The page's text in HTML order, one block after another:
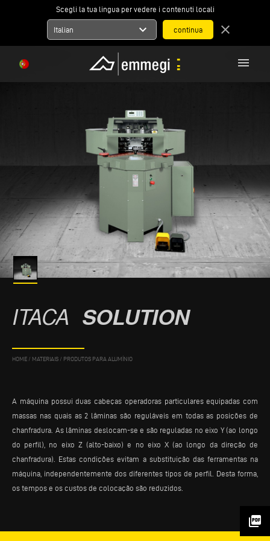
Scegli la tua lingua per vedere i contenuti locali
Italian expand_more close
menu
ITACA SOLUTION
HOME / MATERIAIS / PRODUTOS PARA ALUMÍNIO
A máquina possui duas cabeças operadoras particulares equipadas com
massas nas quais as 2 lâminas são reguláveis em todas as posições de
chanfradura. As lâminas deslocam-se e são reguladas no eixo Y (ao longo
do perfil), no eixo Z (alto-baixo) e no eixo X (ao longo da direção de
chanfradura). Estas condições evitam a substituição das ferramentas na
máquina, independentemente dos diferentes tipos de perfil. Desta forma,
os tempos e os custos de colocação são reduzidos.
picture_as_pdf